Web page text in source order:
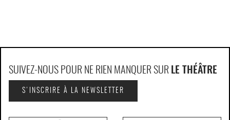
SUIVEZ-NOUS POUR NE RIEN MANQUER SUR LE THÉÂTRE
S'INSCRIRE À LA NEWSLETTER